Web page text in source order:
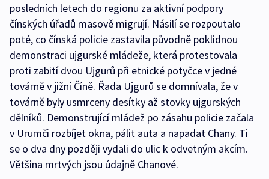
posledních letech do regionu za aktivní podpory
čínských úřadů masově migrují. Násilí se rozpoutalo
poté, co čínská policie zastavila původně poklidnou
demonstraci ujgurské mládeže, která protestovala
proti zabití dvou Ujgurů při etnické potyčce v jedné
továrně v jižní Číně. Řada Ujgurů se domnívala, že v
továrně byly usmrceny desítky až stovky ujgurských
dělníků. Demonstrující mládež po zásahu policie začala
v Urumči rozbíjet okna, pálit auta a napadat Chany. Ti
se o dva dny později vydali do ulic k odvetným akcím.
Většina mrtvých jsou údajně Chanové.